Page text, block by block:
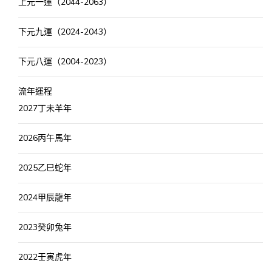
下元九運（2024-2043）
下元八運（2004-2023）
流年運程
2027丁未羊年
2026丙午馬年
2025乙巳蛇年
2024甲辰龍年
2023癸卯兔年
2022壬寅虎年